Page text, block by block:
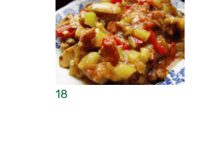
18